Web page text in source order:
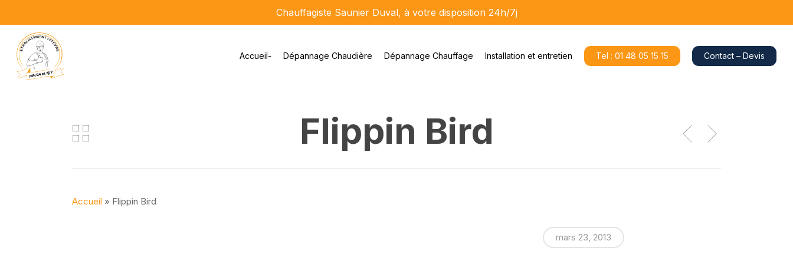
to
main
content
Chauffagiste Saunier Duval, à votre disposition 24h/7j
Accueil- Dépannage Chaudière Dépannage Chauffage Installation et entretien Tel : 01 48 05 15 15 Contact – Devis
Flippin Bird
Accueil » Flippin Bird
mars 23, 2013